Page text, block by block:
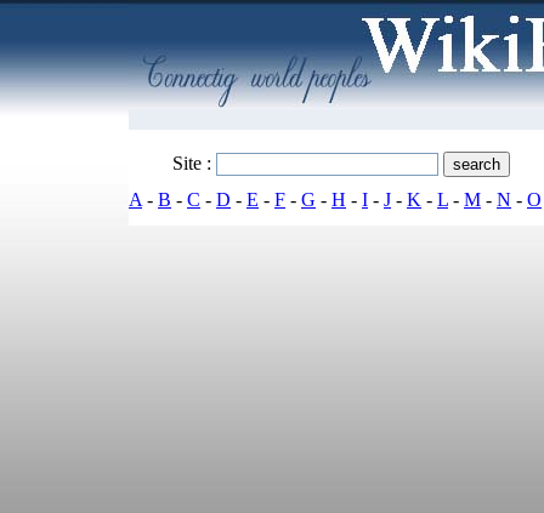
Site :
A - B - C - D - E - F - G - H - I - J - K - L - M - N - O